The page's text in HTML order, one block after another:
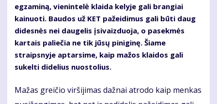
egzaminą, vienintelė klaida kelyje gali brangiai
kainuoti. Baudos už KET pažeidimus gali būti daug
didesnės nei daugelis įsivaizduoja, o pasekmės
kartais paliečia ne tik jūsų piniginę. Šiame
straipsnyje aptarsime, kaip mažos klaidos gali
sukelti didelius nuostolius.
Mažas greičio viršijimas dažnai atrodo kaip menkas